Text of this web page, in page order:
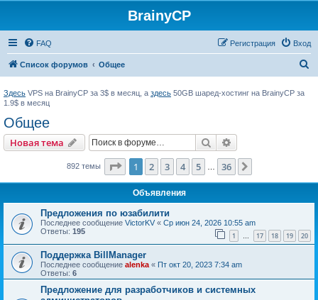
BrainyCP
FAQ Вход
Регистрация
Список форумов Общее
Здесь VPS на BrainyCP за 3$ в месяц, а здесь 50GB шаред-хостинг на BrainyCP за
1.9$ в месяц
Общее
Новая тема Поиск
892 темы Страница из 36
1 2 3 4 5 36
Объявления
Предложения по юзабилити
Последнее сообщение VictorKV « Ср июн 24, 2026 10:55 am
Ответы: 195 1 … 17 18 19 20
Поддержка BillManager
Последнее сообщение alenka « Пт окт 20, 2023 7:34 am
Ответы: 6
Предложение для разработчиков и системных